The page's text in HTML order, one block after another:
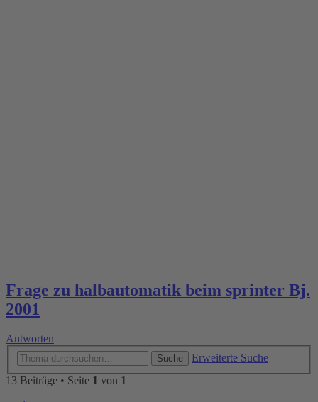
Frage zu halbautomatik beim sprinter Bj.
2001
Antworten
Suche
Erweiterte Suche
13 Beiträge • Seite 1 von 1